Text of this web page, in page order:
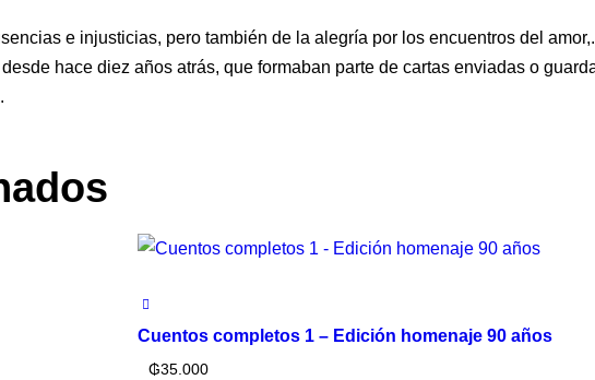
e injusticias, pero también de la alegría por los encuentros del
hace diez años atrás, que formaban parte de cartas enviadas o
Cuentos completos 1 – Edición homenaje 90 años
₲35.000